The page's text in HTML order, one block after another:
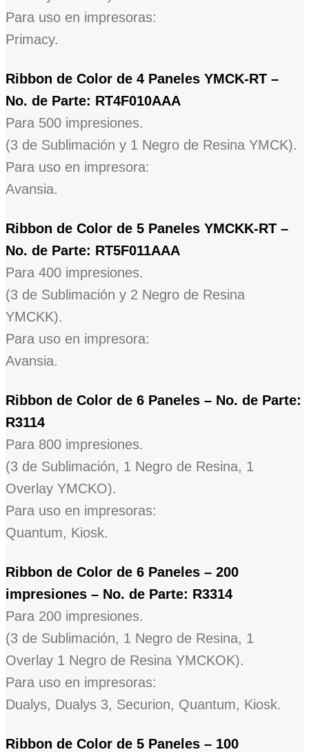
Para uso en impresoras:
Primacy.
Ribbon de Color de 4 Paneles YMCK-RT –
No. de Parte: RT4F010AAA
Para 500 impresiones.
(3 de Sublimación y 1 Negro de Resina YMCK).
Para uso en impresora:
Avansia.
Ribbon de Color de 5 Paneles YMCKK-RT –
No. de Parte: RT5F011AAA
Para 400 impresiones.
(3 de Sublimación y 2 Negro de Resina
YMCKK).
Para uso en impresora:
Avansia.
Ribbon de Color de 6 Paneles – No. de Parte:
R3114
Para 800 impresiones.
(3 de Sublimación, 1 Negro de Resina, 1
Overlay YMCKO).
Para uso en impresoras:
Quantum, Kiosk.
Ribbon de Color de 6 Paneles – 200
impresiones – No. de Parte: R3314
Para 200 impresiones.
(3 de Sublimación, 1 Negro de Resina, 1
Overlay 1 Negro de Resina YMCKOK).
Para uso en impresoras:
Dualys, Dualys 3, Securion, Quantum, Kiosk.
Ribbon de Color de 5 Paneles – 100